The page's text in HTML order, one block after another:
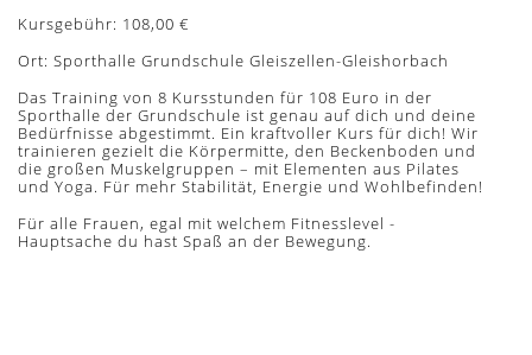
Kursgebühr: 108,00 €
Ort: Sporthalle Grundschule Gleiszellen-Gleishorbach
Das Training von 8 Kursstunden für 108 Euro in der
Sporthalle der Grundschule ist genau auf dich und deine
Bedürfnisse abgestimmt. Ein kraftvoller Kurs für dich! Wir
trainieren gezielt die Körpermitte, den Beckenboden und
die großen Muskelgruppen – mit Elementen aus Pilates
und Yoga. Für mehr Stabilität, Energie und Wohlbefinden!
Für alle Frauen, egal mit welchem Fitnesslevel -
Hauptsache du hast Spaß an der Bewegung.